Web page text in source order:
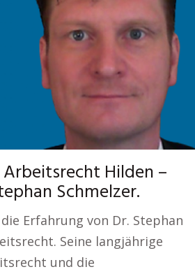
Hilden –
Schmelzer.
Erfahrung von Dr. Stephan
Seine langjährige
und die